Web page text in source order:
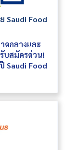
Saudi Food
กลางและ
บสมัครด่วน!
Saudi Food